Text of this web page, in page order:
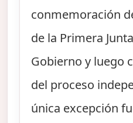
conmemoración
de la Primera
Gobierno y luego
del proceso
única excepción